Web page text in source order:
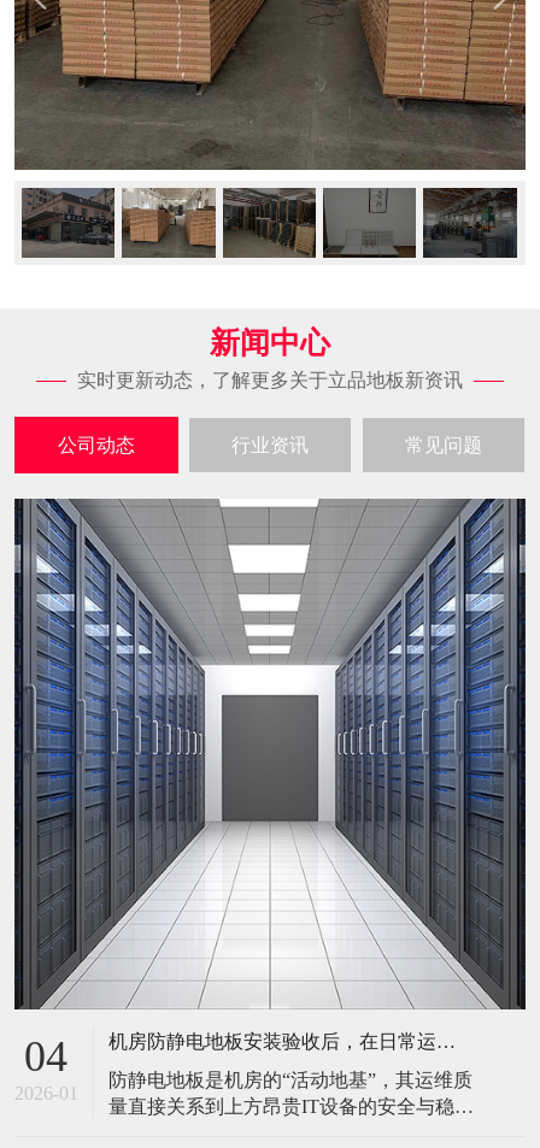
新闻中心
实时更新动态，了解更多关于立品地板新资讯
公司动态 行业资讯 常见问题
04
2026-01
机房防静电地板安装验收后，在日常运维中常常被忽视。请问，一套规范的、可操作的维护规程应包含哪些内容？有哪些“小问题”若不及时处理，会演变成“大故障”？
防静电地板是机房的“活动地基”，其运维质
量直接关系到上方昂贵IT设备的安全与稳